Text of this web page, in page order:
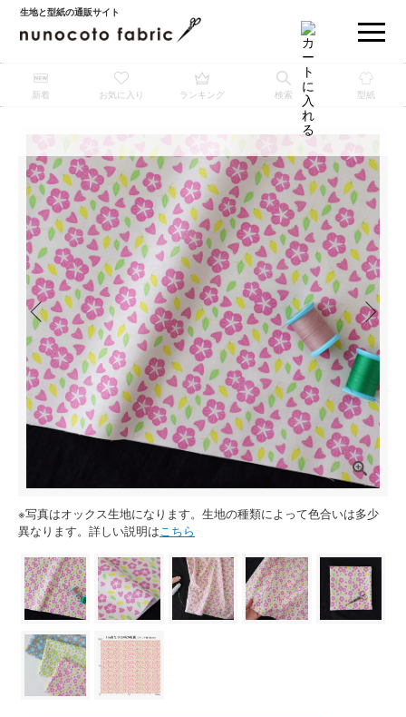
生地と型紙の通販サイト
新着 お気に入り ランキング 検索 型紙
※写真はオックス生地になります。生地の種類によって色合いは多少
異なります。詳しい説明はこちら